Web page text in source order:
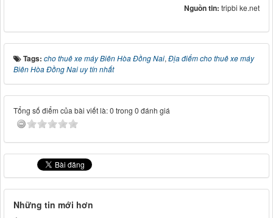
Nguồn tin: tripbi ke.net
Tags: cho thuê xe máy Biên Hòa Đồng Nai, Địa điểm cho thuê xe máy
Biên Hòa Đồng Nai uy tín nhất
Tổng số điểm của bài viết là: 0 trong 0 đánh giá
Những tin mới hơn